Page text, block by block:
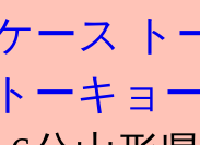
ース ト
ーキョ